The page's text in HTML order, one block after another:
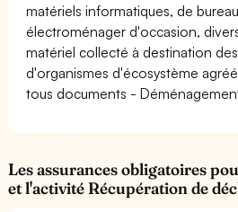
matériels informatiques, de
électroménager d'occasion,
matériel collecté à destination
d'organismes d'écosystème
tous documents -
Les assurances obligatoires
et l'activité Récupération de